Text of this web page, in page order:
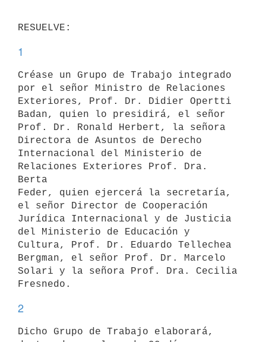
1
Créase un Grupo de Trabajo integrado
por el señor Ministro de Relaciones
Exteriores, Prof. Dr. Didier Opertti
Badan, quien lo presidirá, el señor
Prof. Dr. Ronald Herbert, la señora
Directora de Asuntos de Derecho
Internacional del Ministerio de
Relaciones Exteriores Prof. Dra.
Berta
Feder, quien ejercerá la secretaría,
el señor Director de Cooperación
Jurídica Internacional y de Justicia
del Ministerio de Educación y
Cultura, Prof. Dr. Eduardo Tellechea
Bergman, el señor Prof. Dr. Marcelo
Solari y la señora Prof. Dra. Cecilia
2
Dicho Grupo de Trabajo elaborará,